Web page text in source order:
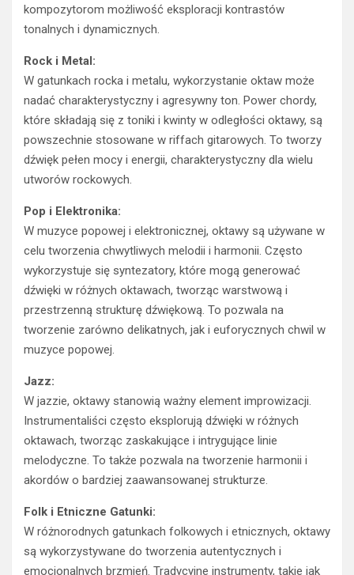
tonalnych i dynamicznych.
W gatunkach rocka i metalu, wykorzystanie oktaw może
nadać charakterystyczny i agresywny ton. Power chordy,
które składają się z toniki i kwinty w odległości oktawy, są
powszechnie stosowane w riffach gitarowych. To tworzy
dźwięk pełen mocy i energii, charakterystyczny dla wielu
utworów rockowych.
W muzyce popowej i elektronicznej, oktawy są używane w
celu tworzenia chwytliwych melodii i harmonii. Często
wykorzystuje się syntezatory, które mogą generować
dźwięki w różnych oktawach, tworząc warstwową i
przestrzenną strukturę dźwiękową. To pozwala na
tworzenie zarówno delikatnych, jak i euforycznych chwil w
muzyce popowej.
W jazzie, oktawy stanowią ważny element improwizacji.
Instrumentaliści często eksplorują dźwięki w różnych
oktawach, tworząc zaskakujące i intrygujące linie
melodyczne. To także pozwala na tworzenie harmonii i
akordów o bardziej zaawansowanej strukturze.
W różnorodnych gatunkach folkowych i etnicznych, oktawy
są wykorzystywane do tworzenia autentycznych i
emocjonalnych brzmień. Tradycyjne instrumenty, takie jak